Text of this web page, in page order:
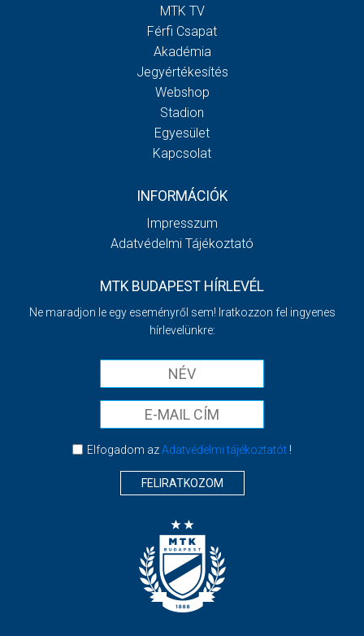
MTK TV
Férfi Csapat
Akadémia
Jegyértékesítés
Webshop
Stadion
Egyesület
Kapcsolat
INFORMÁCIÓK
Impresszum
Adatvédelmi Tájékoztató
MTK BUDAPEST HÍRLEVÉL
Ne maradjon le egy eseményről sem! Iratkozzon fel ingyenes
hírlevelünkre:
Elfogadom azAdatvédelmi tájékoztatót!
FELIRATKOZOM